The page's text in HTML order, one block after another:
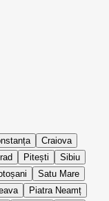
Craiova
Pitești
Sibiu
Satu Mare
Piatra Neamț